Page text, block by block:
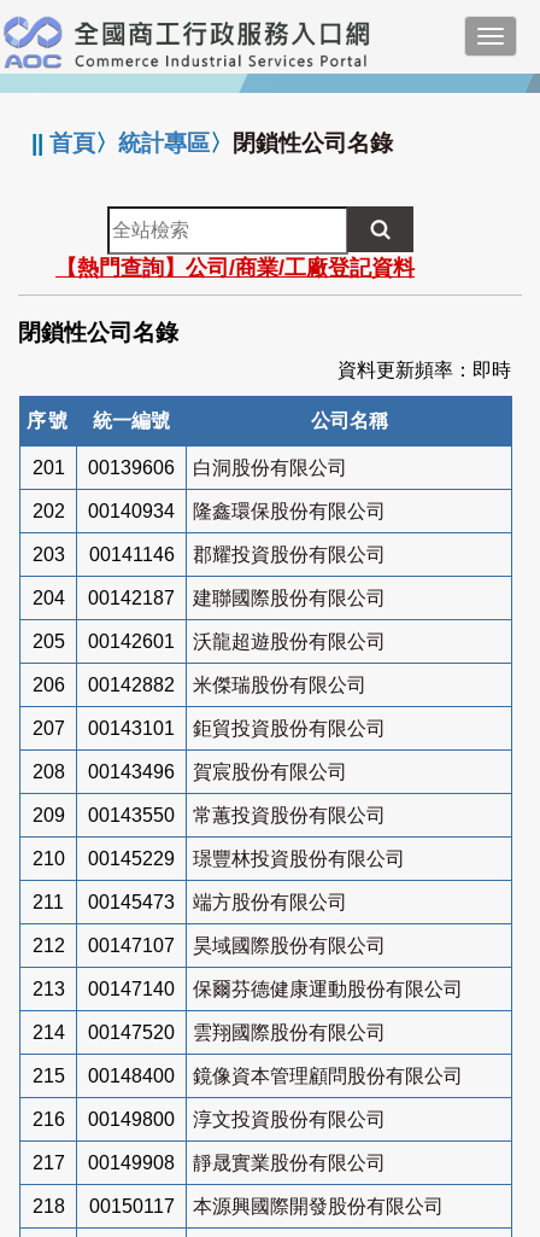
跳
到
主
要
:::
||首頁〉統計專區〉 閉鎖性公司名錄
全
站
檢
索
【熱門查詢】公司/商業/工廠登記資料
閉鎖性公司名錄
資料更新頻率：即時
序號 統一編號 公司名稱
201 00139606 白洞股份有限公司
202 00140934 隆鑫環保股份有限公司
203 00141146 郡耀投資股份有限公司
204 00142187 建聯國際股份有限公司
205 00142601 沃龍超遊股份有限公司
206 00142882 米傑瑞股份有限公司
207 00143101 鉅貿投資股份有限公司
208 00143496 賀宸股份有限公司
209 00143550 常蕙投資股份有限公司
210 00145229 璟豐林投資股份有限公司
211 00145473 端方股份有限公司
212 00147107 昊域國際股份有限公司
213 00147140 保爾芬德健康運動股份有限公司
214 00147520 雲翔國際股份有限公司
215 00148400 鏡像資本管理顧問股份有限公司
216 00149800 淳文投資股份有限公司
217 00149908 靜晟實業股份有限公司
218 00150117 本源興國際開發股份有限公司